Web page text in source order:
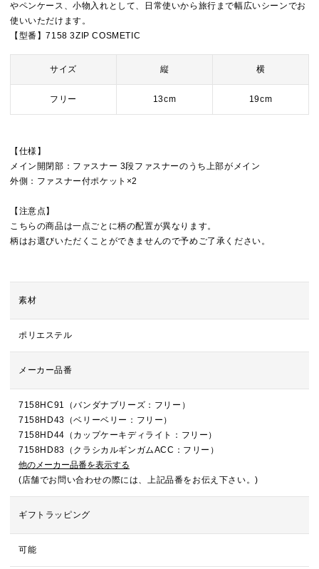
やペンケース、小物入れとして、日常使いから旅行まで幅広いシーンでお
使いいただけます。
【型番】7158 3ZIP COSMETIC
サイズ 縦 横
フリー 13cm 19cm
【仕様】
メイン開閉部：ファスナー 3段ファスナーのうち上部がメイン
外側：ファスナー付ポケット×2
【注意点】
こちらの商品は一点ごとに柄の配置が異なります。
柄はお選びいただくことができませんので予めご了承ください。
素材
ポリエステル
メーカー品番
7158HC91（バンダナブリーズ：フリー）
7158HD43（ベリーベリー：フリー）
7158HD44（カップケーキディライト：フリー）
7158HD83（クラシカルギンガムACC：フリー）
他のメーカー品番を表示する
(店舗でお問い合わせの際には、上記品番をお伝え下さい。)
ギフトラッピング
可能